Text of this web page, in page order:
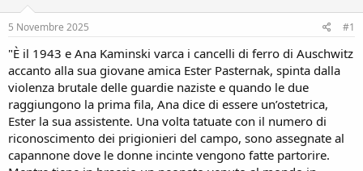
r
e
D
s
c
u
s
s
i
o
i
n
i
i
o
5 Novembre 2025 #1
"È il 1943 e Ana Kaminski varca i cancelli di ferro di Auschwitz
accanto alla sua giovane amica Ester Pasternak, spinta dalla
violenza brutale delle guardie naziste e quando le due
raggiungono la prima fila, Ana dice di essere un’ostetrica,
Ester la sua assistente. Una volta tatuate con il numero di
riconoscimento dei prigionieri del campo, sono assegnate al
capannone dove le donne incinte vengono fatte partorire.